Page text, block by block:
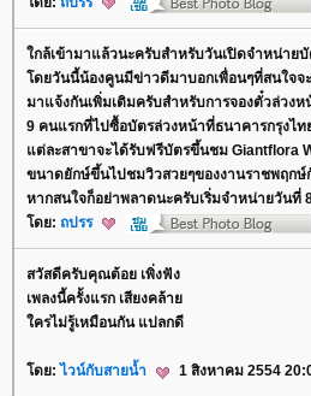
กล้เข้ามาแล้วนะครับสำหรับ​วันเปิดจำหน่ายบั
ดยวันนี้น้องคูนมีข่าวดีมา​บอกเพื่อนๆที่สนใจจ
มาแจ้งกันเพิ่มเติมครับสำหรับการจองตั๋วล่วง
9 คนแรกที่ไปซื้อบัตรล่วงหน้า​ที่ธนาคารกรุงไท
ต่ละสาขาจะได้รับฟรีบัต​รขึ้นชม Giantflora
ขนาดย​ักษ์ขึ้นไปชมวิวสวยๆของงานร​าชพฤกษ์
หากสนใจก็อย่าพลาดนะครับเริ​่มจำหน่ายวันที่
ดย: ถปรร
สวัสดีครับคุณต้อย เพิ่งฟัง
เพลงนี้ครั้งแรก เสียงคล้า
ครไม่รู้เหมือนกัน แปลกดี
ดย: ไวน์กับสายน้ำ 1 สิงหาคม 2554